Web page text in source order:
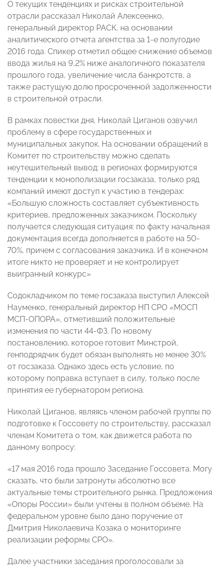
О текущих тенденциях и рисках строительной
отрасли рассказал Николай Алексеенко,
генеральный директор РАСК, на основании
аналитического отчета агентства за 1-е полугодие
2016 года. Спикер отметил общее снижение объемов
ввода жилья на 9,2% ниже аналогичного показателя
прошлого года, увеличение числа банкротств, а
также растущую долю просроченной задолженности
в строительной отрасли.
В рамках повестки дня, Николай Циганов озвучил
проблему в сфере государственных и
муниципальных закупок. На основании обращений в
Комитет по строительству можно сделать
неутешительный вывод: в регионах формируются
тенденции к монополизации госзаказа, только ряд
компаний имеют доступ к участию в тендерах:
«Большую сложность составляет субъективность
критериев, предложенных заказчиком. Поскольку
получается следующая ситуация: по факту начальная
документация всегда дополняется в работе на 50-
70%, причем с согласования заказчика. И в конечном
итоге никто не проверяет и не контролирует
выигранный конкурс»
Содокладчиком по теме госзаказа выступил Алексей
Науменко, генеральный директор НП СРО «МОСП
МСП-ОПОРА», отметивший положительные
изменения по части 44-ФЗ. По новому
постановлению, которое готовит Минстрой,
генподрядчик будет обязан выполнять не менее 30%
от госзаказа. Однако здесь есть условие, по
которому поправка вступает в силу, только после
принятия ее губернатором региона.
Николай Циганов, являясь членом рабочей группы по
подготовке к Госсовету по строительству, рассказал
членам Комитета о том, как движется работа по
данному вопросу:
«17 мая 2016 года прошло Заседание Госсовета. Могу
сказать, что были затронуты абсолютно все
актуальные темы строительного рынка. Предложения
«Опоры России» были учтены в полном объеме. На
федеральном уровне было дано поручение от
Дмитрия Николаевича Козака о мониторинге
реализации реформы СРО».
Далее участники заседания проголосовали за